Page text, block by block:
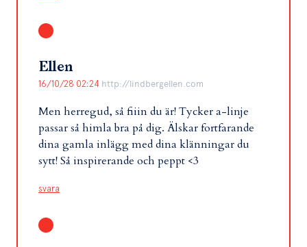
Ellen
16/10/28 02:24 http://lindbergellen.com
Men herregud, så fiiin du är! Tycker a-linje
passar så himla bra på dig. Älskar fortfarande
dina gamla inlägg med dina klänningar du
sytt! Så inspirerande och peppt <3
svara